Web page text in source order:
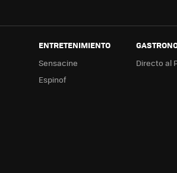
ENTRETENIMIENTO
Sensacine
Espinof
Directo al